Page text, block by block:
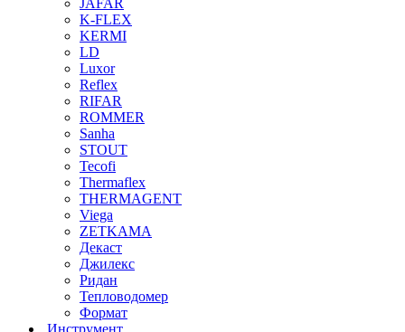
K-FLEX
KERMI
LD
Luxor
Reflex
RIFAR
ROMMER
Sanha
STOUT
Tecofi
Thermaflex
THERMAGENT
Viega
ZETKAMA
Декаст
Джилекс
Ридан
Тепловодомер
Формат
Инструмент